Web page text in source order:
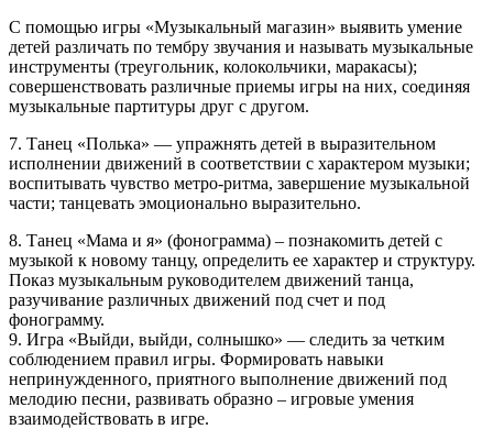
С помощью игры «Музыкальный магазин» выявить умение
детей различать по тембру звучания и называть музыкальные
инструменты (треугольник, колокольчики, маракасы);
совершенствовать различные приемы игры на них, соединяя
музыкальные партитуры друг с другом.
7. Танец «Полька» — упражнять детей в выразительном
исполнении движений в соответствии с характером музыки;
воспитывать чувство метро-ритма, завершение музыкальной
части; танцевать эмоционально выразительно.
8. Танец «Мама и я» (фонограмма) – познакомить детей с
музыкой к новому танцу, определить ее характер и структуру.
Показ музыкальным руководителем движений танца,
разучивание различных движений под счет и под
фонограмму.
9. Игра «Выйди, выйди, солнышко» — следить за четким
соблюдением правил игры. Формировать навыки
непринужденного, приятного выполнение движений под
мелодию песни, развивать образно – игровые умения
взаимодействовать в игре.